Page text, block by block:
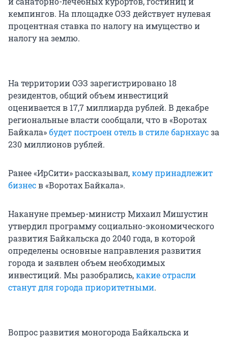
кемпингов. На площадке ОЭЗ действует нулевая
процентная ставка по налогу на имущество и
налогу на землю.
На территории ОЭЗ зарегистрировано 18
резидентов, общий объем инвестиций
оценивается в 17,7 миллиарда рублей. В декабре
региональные власти сообщали, что в «Воротах
Байкала»будет построен отель в стиле барнхаусза
230 миллионов рублей.
Ранее «ИрСити» рассказывал,кому принадлежит
бизнесв «Воротах Байкала».
Накануне премьер-министр Михаил Мишустин
утвердил программу социально-экономического
развития Байкальска до 2040 года, в которой
определены основные направления развития
города и заявлен объем необходимых
инвестиций. Мы разобрались,какие отрасли
станут для города приоритетными.
Вопрос развития моногорода Байкальска и